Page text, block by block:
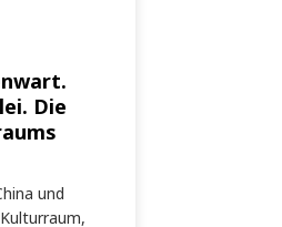
Die
und